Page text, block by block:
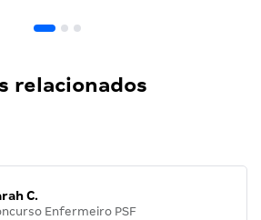
relacionados
C.
Enfermeiro PSF